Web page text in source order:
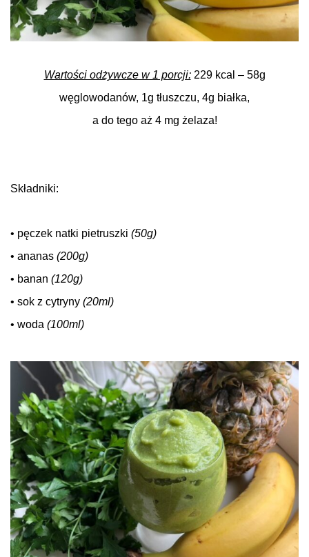
Wartości odżywcze w 1 porcji: 229 kcal – 58g
węglowodanów, 1g tłuszczu, 4g białka,
a do tego aż 4 mg żelaza!
Składniki:
• pęczek natki pietruszki (50g)
• ananas (200g)
• banan (120g)
• sok z cytryny (20ml)
• woda (100ml)